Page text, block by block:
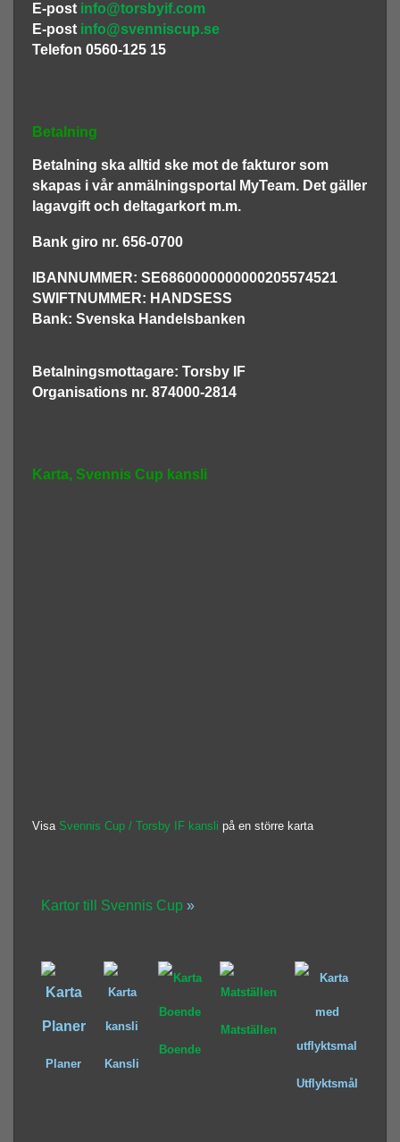
E-post info@torsbyif.com
E-post info@svenniscup.se
Telefon 0560-125 15
Betalning
Betalning ska alltid ske mot de fakturor som
skapas i vår anmälningsportal MyTeam. Det gäller
lagavgift och deltagarkort m.m.
Bank giro nr. 656-0700
IBANNUMMER: SE6860000000000205574521
SWIFTNUMMER: HANDSESS
Bank: Svenska Handelsbanken
Betalningsmottagare: Torsby IF
Organisations nr. 874000-2814
Karta, Svennis Cup kansli
Visa Svennis Cup / Torsby IF kansli på en större karta
Kartor till Svennis Cup »
Planer Kansli
Boende
Matställen
Utflyktsmål